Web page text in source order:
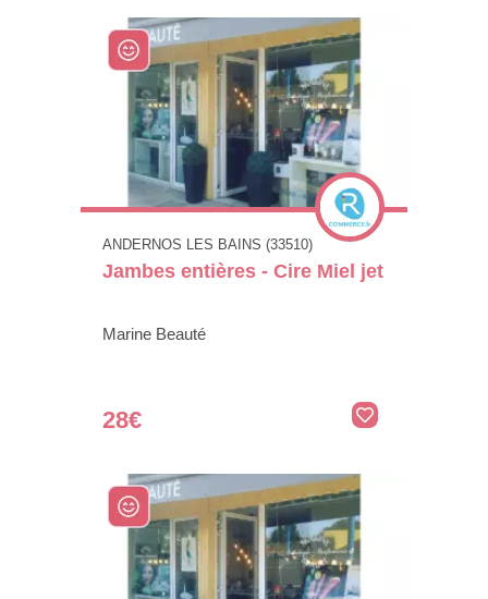
ANDERNOS LES BAINS (33510)
Jambes entières - Cire Miel jet
Marine Beauté
28€